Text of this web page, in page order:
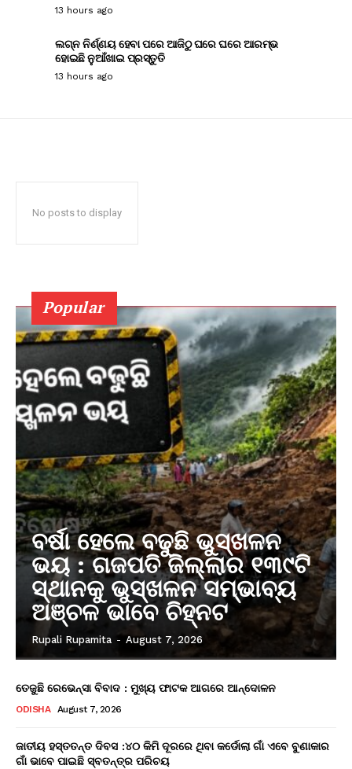
13 hours ago
ଲଗ୍ନ ନିର୍ଣ୍ଣୟ ହେବା ପରେ ଆଜିଠୁ ଘରେ ଘରେ ଆରମ୍ଭ
ହୋଇଛି ନୁଆଁଖାଇ ପ୍ରସ୍ତୁତି
13 hours ago
No posts to display
Popular
ବର୍ଷା ହେଲେ ବଢୁଛି ଭୁସ୍ଖଳନ
ଭୟ : ଗଜପତି ଜିଲ୍ଲାର ୧୩୯ଟି
ସ୍ଥାନକୁ ଭୁସ୍ଖଳନ ସମ୍ଭାବ୍ୟ
ଅଞ୍ଚଳ ଭାବେ ଚିହ୍ନଟ
Rupali Rupamita - August 7, 2026
ତେଜୁଛି ରେଭେନ୍ସା ବିବାଦ : ମୁଖ୍ୟ ଫାଟକ ଆଗରେ ଆନ୍ଦୋଳନ
ODISHA August 7, 2026
ଜାତୀୟ ହସ୍ତତନ୍ତ ଦିବସ :୪୦ କିମି ଦୂରରେ ଥିବା କର୍ଡୋଲା ଗାଁ ଏବେ ବୁଣାକାର
ଗାଁ ଭାବେ ପାଇଛି ସ୍ବତନ୍ତ୍ର ପରିଚୟ